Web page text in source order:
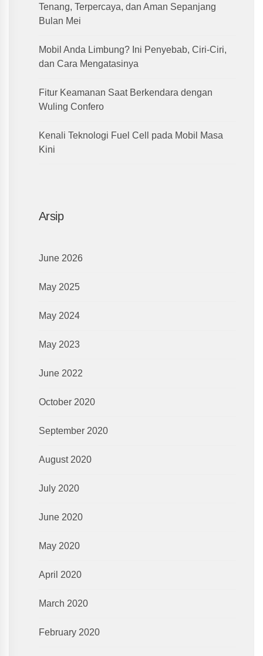
Tenang, Terpercaya, dan Aman Sepanjang
Bulan Mei
Mobil Anda Limbung? Ini Penyebab, Ciri-Ciri,
dan Cara Mengatasinya
Fitur Keamanan Saat Berkendara dengan
Wuling Confero
Kenali Teknologi Fuel Cell pada Mobil Masa
Kini
Arsip
June 2026
May 2025
May 2024
May 2023
June 2022
October 2020
September 2020
August 2020
July 2020
June 2020
May 2020
April 2020
March 2020
February 2020